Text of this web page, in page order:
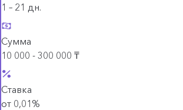
1 – 21 дн.
Сумма
10 000 - 300 000 ₸
Ставка
от 0,01%